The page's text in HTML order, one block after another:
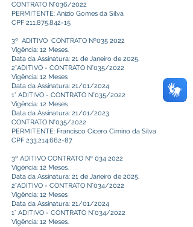
CONTRATO N°036/2022
PERMITENTE: Anízio Gomes da Silva
CPF 211.875.842-15
3º ADITIVO CONTRATO Nº035 2022
Vigência: 12 Meses.
Data da Assinatura: 21 de Janeiro de 2025.
2°ADITIVO - CONTRATO N°035/2022
Vigência: 12 Meses
Data da Assinatura: 21/01/2024
1° ADITIVO - CONTRATO N°035/2022
Vigência: 12 Meses
Data da Assinatura: 21/01/2023
CONTRATO N°035/2022
PERMITENTE: Francisco Cicero Cimino da Silva
CPF 233.214.662-87
3º ADITIVO CONTRATO Nº 034 2022
Vigência: 12 Meses.
Data da Assinatura: 21 de Janeiro de 2025.
2°ADITIVO - CONTRATO N°034/2022
Vigência: 12 Meses
Data da Assinatura: 21/01/2024
1° ADITIVO - CONTRATO N°034/2022
Vigência: 12 Meses.